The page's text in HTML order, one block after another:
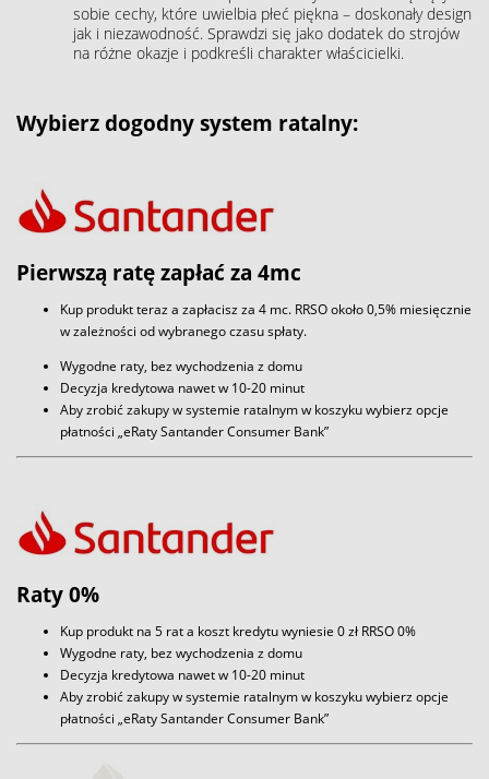
sobie cechy, które uwielbia płeć piękna – doskonały design
jak i niezawodność. Sprawdzi się jako dodatek do strojów
na różne okazje i podkreśli charakter właścicielki.
Wybierz dogodny system ratalny:
Pierwszą ratę zapłać za 4mc
Kup produkt teraz a zapłacisz za 4 mc. RRSO około 0,5% miesięcznie
w zależności od wybranego czasu spłaty.
Wygodne raty, bez wychodzenia z domu
Decyzja kredytowa nawet w 10-20 minut
Aby zrobić zakupy w systemie ratalnym w koszyku wybierz opcje
płatności „eRaty Santander Consumer Bank”
Raty 0%
Kup produkt na 5 rat a koszt kredytu wyniesie 0 zł RRSO 0%
Wygodne raty, bez wychodzenia z domu
Decyzja kredytowa nawet w 10-20 minut
Aby zrobić zakupy w systemie ratalnym w koszyku wybierz opcje
płatności „eRaty Santander Consumer Bank”